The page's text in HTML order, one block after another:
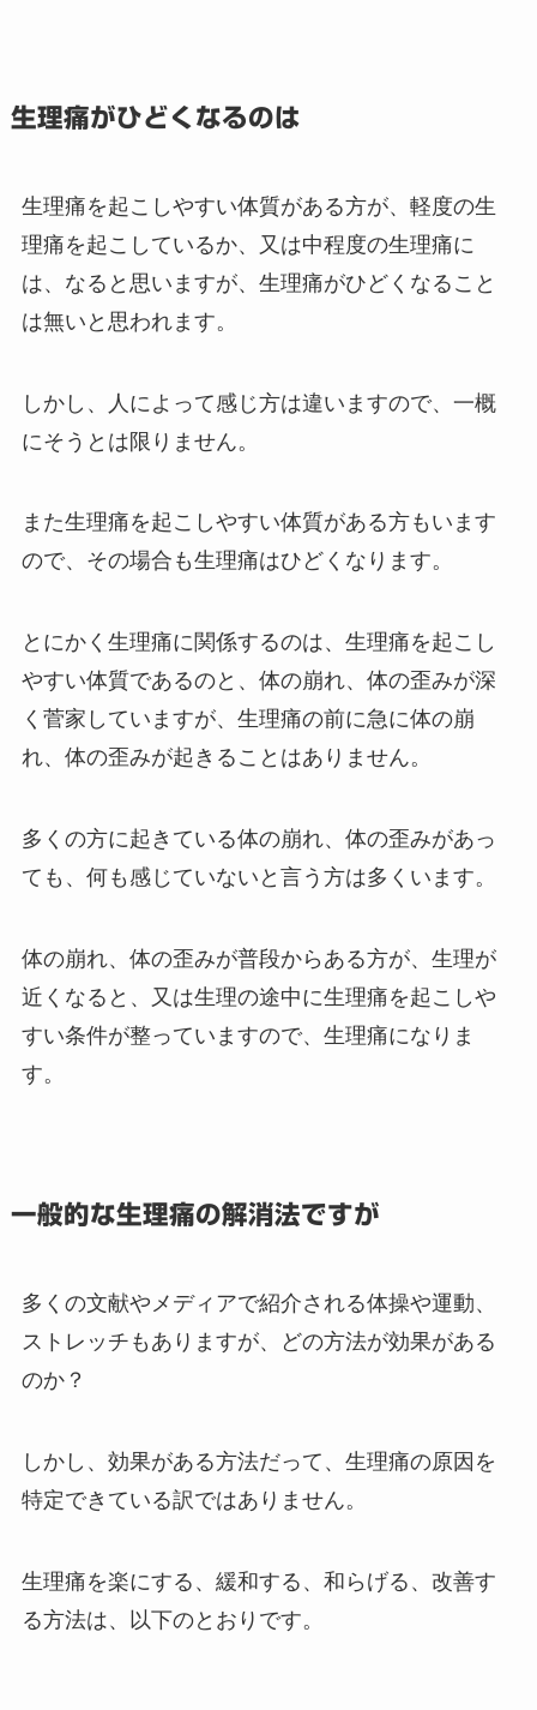
生理痛がひどくなるのは
生理痛を起こしやすい体質がある方が、軽度の生
理痛を起こしているか、又は中程度の生理痛に
は、なると思いますが、生理痛がひどくなること
は無いと思われます。
しかし、人によって感じ方は違いますので、一概
にそうとは限りません。
また生理痛を起こしやすい体質がある方もいます
ので、その場合も生理痛はひどくなります。
とにかく生理痛に関係するのは、生理痛を起こし
やすい体質であるのと、体の崩れ、体の歪みが深
く菅家していますが、生理痛の前に急に体の崩
れ、体の歪みが起きることはありません。
多くの方に起きている体の崩れ、体の歪みがあっ
ても、何も感じていないと言う方は多くいます。
体の崩れ、体の歪みが普段からある方が、生理が
近くなると、又は生理の途中に生理痛を起こしや
すい条件が整っていますので、生理痛になりま
す。
一般的な生理痛の解消法ですが
多くの文献やメディアで紹介される体操や運動、
ストレッチもありますが、どの方法が効果がある
のか？
しかし、効果がある方法だって、生理痛の原因を
特定できている訳ではありません。
生理痛を楽にする、緩和する、和らげる、改善す
る方法は、以下のとおりです。